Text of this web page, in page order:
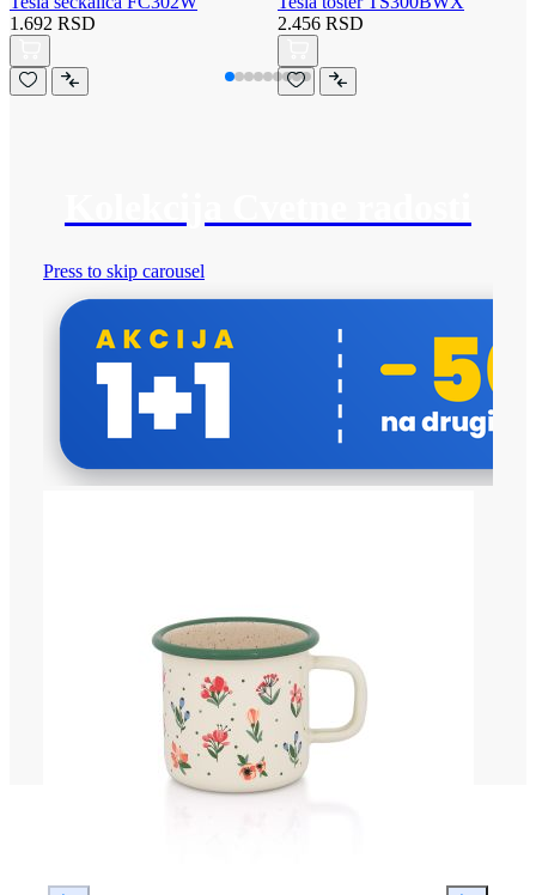
1.692 RSD
2.456 RSD
Press to skip carousel